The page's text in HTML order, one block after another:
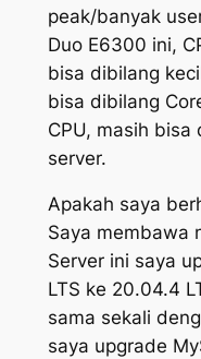
peak/banyak
Duo E6300 ini,
bisa dibilang
bisa dibilang
CPU, masih
server.
Apakah saya
Saya membawa
Server ini saya
LTS ke 20.04.4
sama sekali
saya upgrade